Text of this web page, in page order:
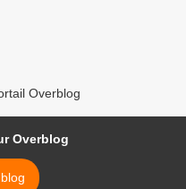
Overblog
Overblog